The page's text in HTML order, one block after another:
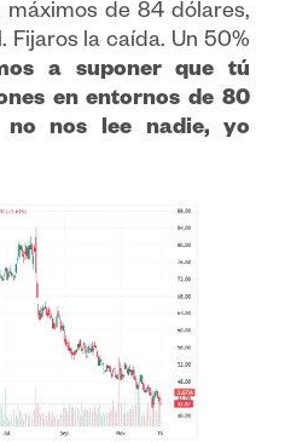
de 84 dólares,
Fijaros la caída. Un 50%
a suponer que tú
en entornos de 80
no nos lee nadie, yo